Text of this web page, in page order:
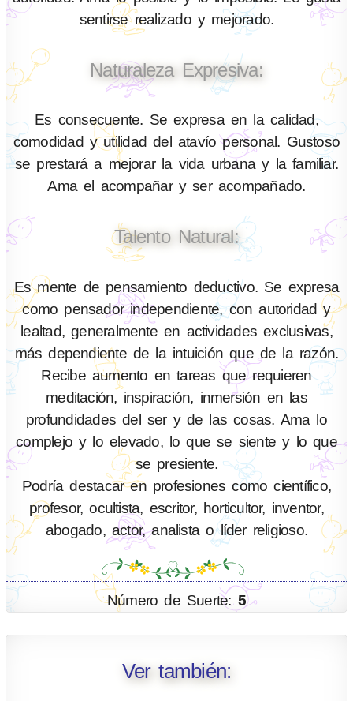
sentirse realizado y mejorado.
Naturaleza Expresiva:
Es consecuente. Se expresa en la calidad,
comodidad y utilidad del atavío personal. Gustoso
se prestará a mejorar la vida urbana y la familiar.
Ama el acompañar y ser acompañado.
Talento Natural:
Es mente de pensamiento deductivo. Se expresa
como pensador independiente, con autoridad y
lealtad, generalmente en actividades exclusivas,
más dependiente de la intuición que de la razón.
Recibe aumento en tareas que requieren
meditación, inspiración, inmersión en las
profundidades del ser y de las cosas. Ama lo
complejo y lo elevado, lo que se siente y lo que
se presiente.
Podría destacar en profesiones como científico,
profesor, ocultista, escritor, horticultor, inventor,
abogado, actor, analista o líder religioso.
Número de Suerte: 5
Ver también: